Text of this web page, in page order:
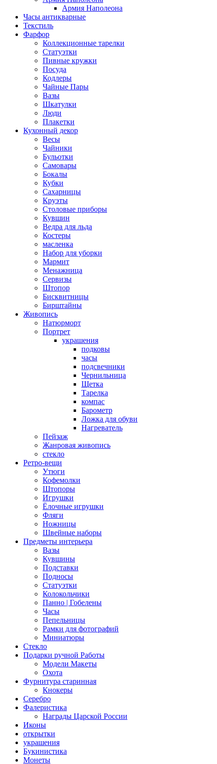
Армия Наполеона
Часы антикварные
Текстиль
Фарфор
Коллекционные тарелки
Статуэтки
Пивные кружки
Посуда
Кодлеры
Чайные Пары
Вазы
Шкатулки
Люди
Плакетки
Кухонный декор
Весы
Чайники
Бульотки
Самовары
Бокалы
Кубки
Сахарницы
Круэты
Столовые приборы
Кувшин
Ведра для льда
Костеры
масленка
Набор для уборки
Мармит
Менажница
Сервизы
Штопор
Бисквитницы
Бирштайны
Живопись
Натюрморт
Портрет
украшения
подковы
часы
подсвечники
Чернильница
Щетка
Тарелка
компас
Барометр
Ложка для обуви
Нагреватель
Пейзаж
Жанровая живопись
стекло
Ретро-вещи
Утюги
Кофемолки
Штопоры
Игрушки
Ёлочные игрушки
Фляги
Ножницы
Швейные наборы
Предметы интерьера
Вазы
Кувшины
Подставки
Подносы
Статуэтки
Колокольчики
Панно | Гобелены
Часы
Пепельницы
Рамки для фотографий
Миниатюры
Стекло
Подарки ручной Работы
Модели Макеты
Охота
Фурнитура старинная
Кнокеры
Серебро
Фалеристика
Награды Царской России
Иконы
открытки
украшения
Букинистика
Монеты